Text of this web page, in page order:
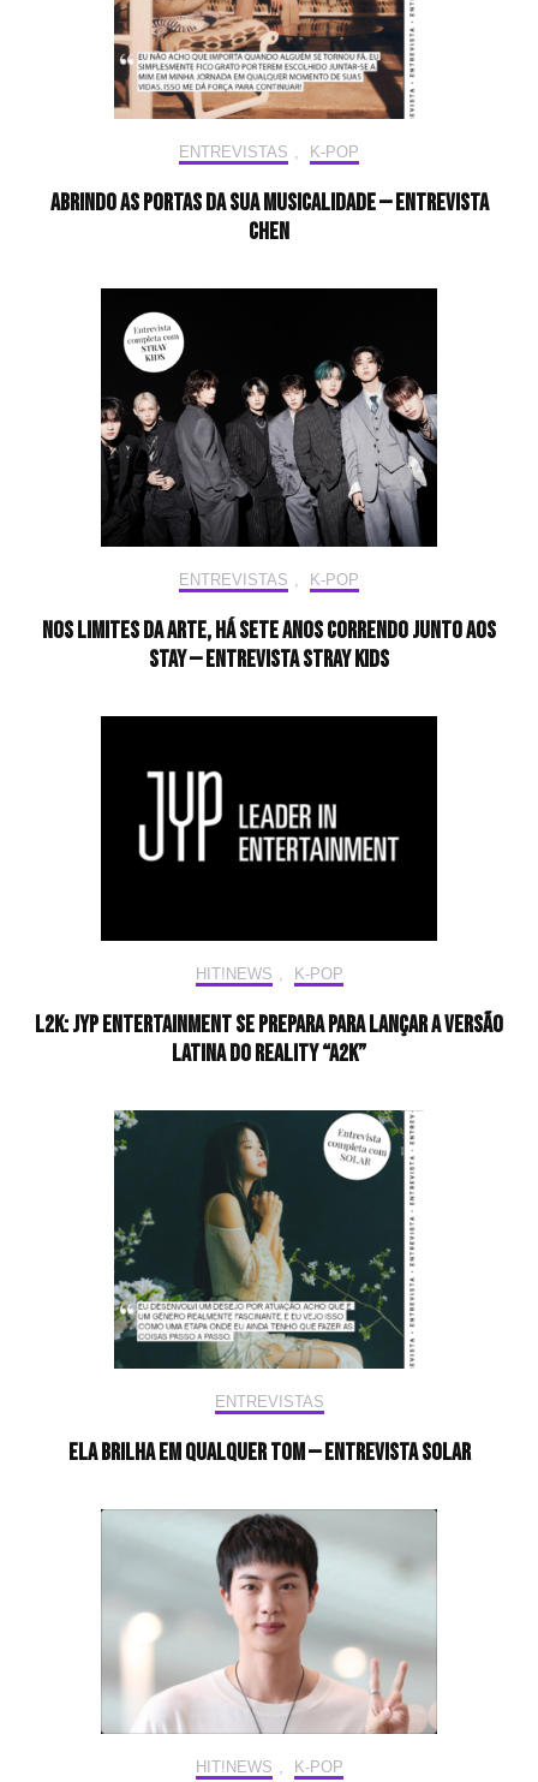
ENTREVISTAS , K-POP
Abrindo as portas da sua musicalidade — Entrevista
CHEN
ENTREVISTAS , K-POP
Nos limites da arte, há sete anos correndo junto aos
STAY — Entrevista Stray Kids
HIT!NEWS , K-POP
L2K: JYP Entertainment se prepara para lançar a versão
latina do reality “A2K”
ENTREVISTAS
Ela brilha em qualquer tom — Entrevista Solar
HIT!NEWS K-POP